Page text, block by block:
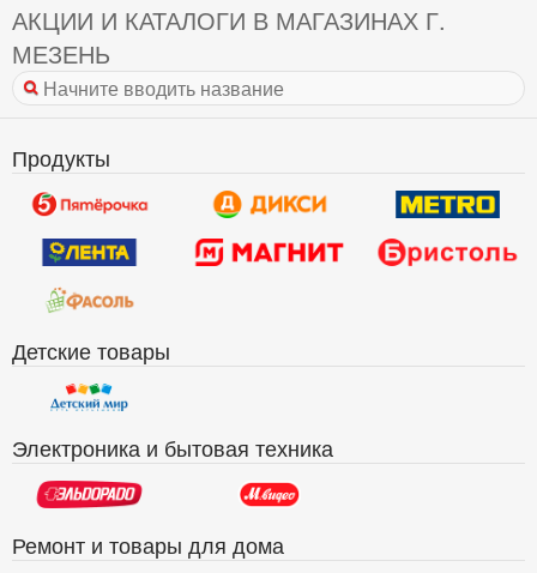
АКЦИИ И КАТАЛОГИ В МАГАЗИНАХ Г.
МЕЗЕНЬ
Продукты
Детские товары
Электроника и бытовая техника
Ремонт и товары для дома